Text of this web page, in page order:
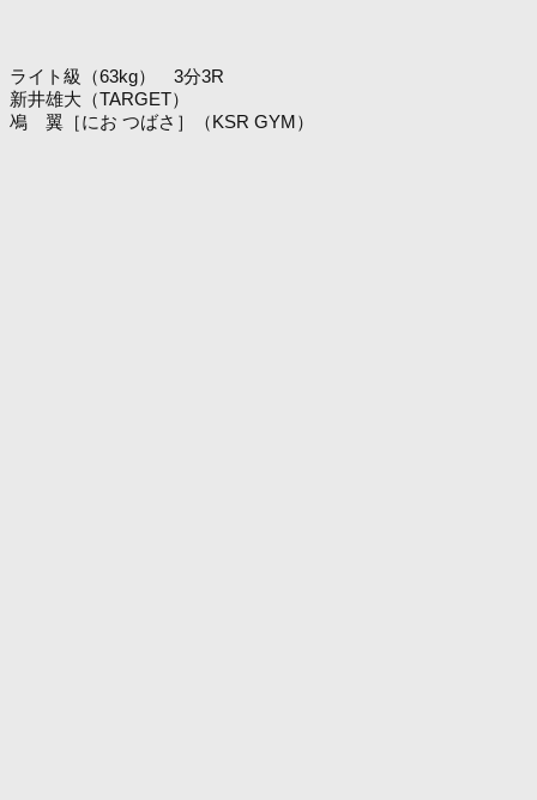
ライト級（63kg） 3分3R
新井雄大（TARGET）
鳰 翼［にお つばさ］（KSR GYM）